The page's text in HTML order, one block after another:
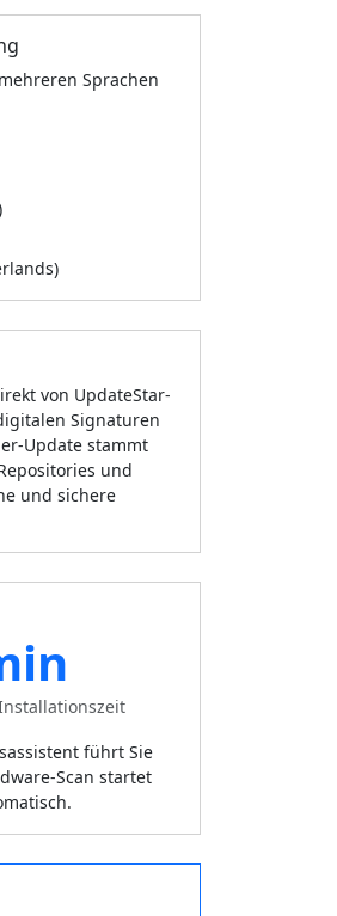
Sprachen
von UpdateStar-
Signaturen
Update stammt
und
und sichere
führt Sie
Scan startet